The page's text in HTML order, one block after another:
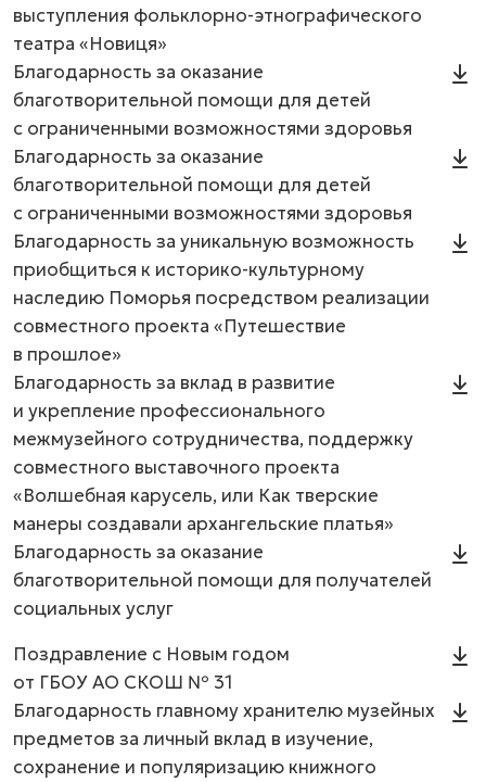
выступления фольклорно-этнографического
театра «Новиця»
Благодарность за оказание
благотворительной помощи для детей
с ограниченными возможностями здоровья
Благодарность за оказание
благотворительной помощи для детей
с ограниченными возможностями здоровья
Благодарность за уникальную возможность
приобщиться к историко-культурному
наследию Поморья посредством реализации
совместного проекта «Путешествие
в прошлое»
Благодарность за вклад в развитие
и укрепление профессионального
межмузейного сотрудничества, поддержку
совместного выставочного проекта
«Волшебная карусель, или Как тверские
манеры создавали архангельские платья»
Благодарность за оказание
благотворительной помощи для получателей
социальных услуг
Поздравление с Новым годом
от ГБОУ АО СКОШ № 31
Благодарность главному хранителю музейных
предметов за личный вклад в изучение,
сохранение и популяризацию книжного